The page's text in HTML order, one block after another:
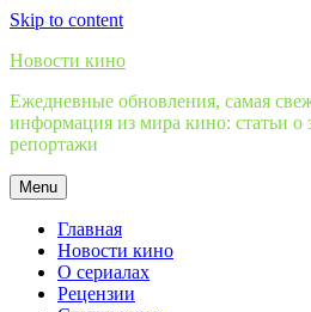
Skip to content
Новости кино
Ежедневные обновления, самая
информация из мира кино: статьи о
репортажи
Menu
Главная
Новости кино
О сериалах
Рецензии